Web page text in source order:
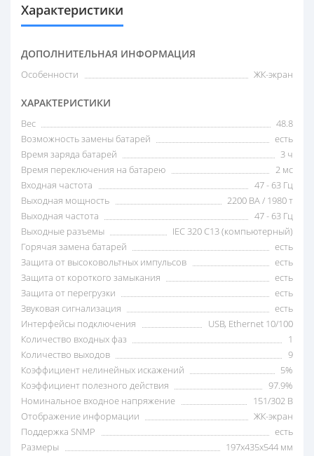
Характеристики
ДОПОЛНИТЕЛЬНАЯ ИНФОРМАЦИЯ
Особенности ЖК-экран
ХАРАКТЕРИСТИКИ
Вес
48.8
Возможность замены батарей
есть
Время заряда батарей
3 ч
Время переключения на батарею
2 мс
Входная частота
47 - 63 Гц
Выходная мощность
2200 ВА / 1980 т
Выходная частота
47 - 63 Гц
Выходные разъемы
IEC 320 C13 (компьютерный)
Горячая замена батарей
есть
Защита от высоковольтных импульсов
есть
Защита от короткого замыкания
есть
Защита от перегрузки
есть
Звуковая сигнализация
есть
Интерфейсы подключения
USB, Ethernet 10/100
Количество входных фаз
1
Количество выходов
9
Коэффициент нелинейных искажений
5%
Коэффициент полезного действия
97.9%
Номинальное входное напряжение
151/302 В
Отображение информации
ЖК-экран
Поддержка SNMP
есть
Размеры
197x435x544 мм